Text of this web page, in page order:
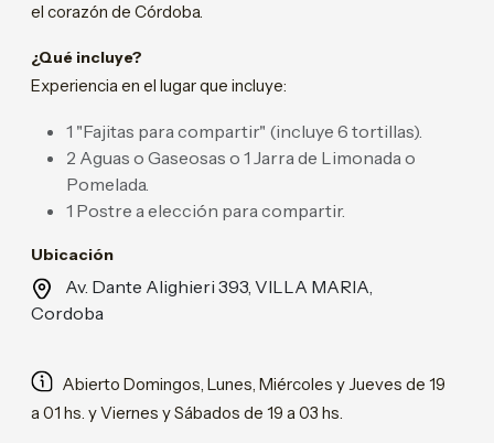
el corazón de Córdoba.
¿Qué incluye?
Experiencia en el lugar que incluye:
1 "Fajitas para compartir" (incluye 6 tortillas).
2 Aguas o Gaseosas o 1 Jarra de Limonada o
Pomelada.
1 Postre a elección para compartir.
Ubicación
Av. Dante Alighieri 393, VILLA MARIA,
Cordoba
Abierto Domingos, Lunes, Miércoles y Jueves de 19
a 01 hs. y Viernes y Sábados de 19 a 03 hs.